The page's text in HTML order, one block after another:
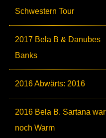
Schwestern Tour
2017 Bela B & Danubes
Banks
2016 Abwärts: 2016
2016 Bela B. Sartana war
noch Warm